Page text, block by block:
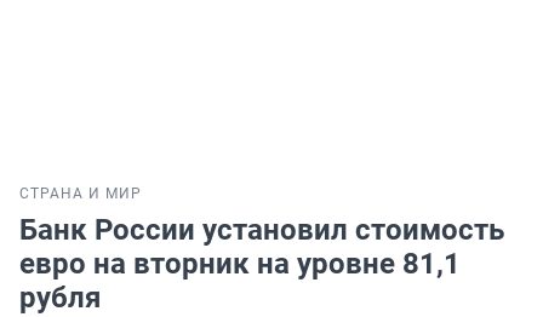
СТРАНА И МИР
Банк России установил стоимость
евро на вторник на уровне 81,1
рубля